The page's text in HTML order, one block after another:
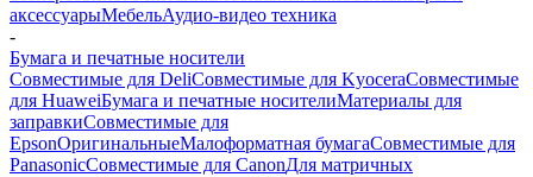
аксессуарыМебельАудио-видео техника
-
Бумага и печатные носители
Совместимые для DeliСовместимые для KyoceraСовместимые
для HuaweiБумага и печатные носителиМатериалы для
заправкиСовместимые для
EpsonОригинальныеМалоформатная бумагаСовместимые для
PanasonicСовместимые для CanonДля матричных